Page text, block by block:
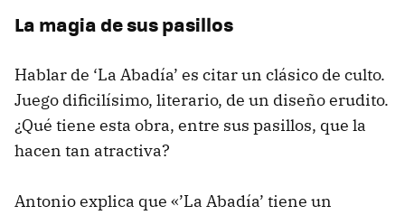
La magia de sus pasillos
Hablar de ‘La Abadía’ es citar un clásico de culto.
Juego dificilísimo, literario, de un diseño erudito.
¿Qué tiene esta obra, entre sus pasillos, que la
hacen tan atractiva?
Antonio explica que «’La Abadía’ tiene un